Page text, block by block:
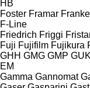
HB
Foster Framar Franke
F-Line
Friedrich Friggi
Fuji Fujifilm Fujikura
GHH GMG GMP GUK
EM
Gamma Gannomat